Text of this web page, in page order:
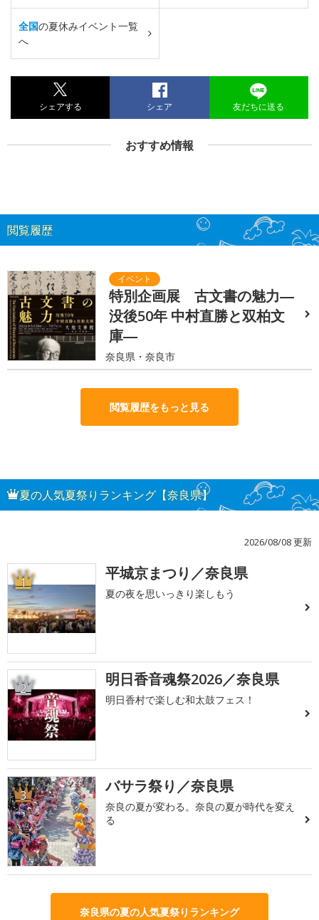
全国の夏休みイベント一覧
へ
シェアする シェア 友だちに送る
おすすめ情報
閲覧履歴
特別企画展 古文書の魅力―
没後50年 中村直勝と双柏文
庫―
奈良県・奈良市
閲覧履歴をもっと見る
夏の人気夏祭りランキング【奈良県】
2026/08/08 更新
1 平城京まつり／奈良県
夏の夜を思いっきり楽しもう
2 明日香音魂祭2026／奈良県
明日香村で楽しむ和太鼓フェス！
3 バサラ祭り／奈良県
奈良の夏が変わる。奈良の夏が時代を変え
る
奈良県の夏の人気夏祭りランキング